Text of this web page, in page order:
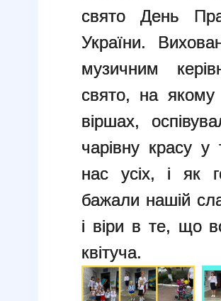
свято День
України.
музичним
свято, на
віршах,
чарівну красу
нас усіх, і як
бажали нашій
і віри в те, що
квітуча.